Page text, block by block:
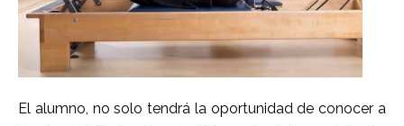
El alumno, no solo tendrá la oportunidad de conocer a